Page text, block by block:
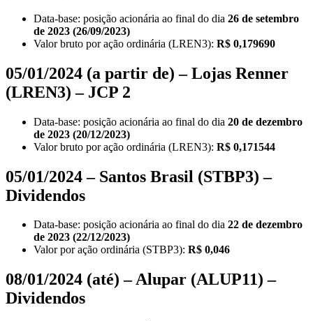
Data-base: posição acionária ao final do dia 26 de setembro
de 2023 (26/09/2023)
Valor bruto por ação ordinária (LREN3): R$ 0,179690
05/01/2024 (a partir de) – Lojas Renner
(LREN3) – JCP 2
Data-base: posição acionária ao final do dia 20 de dezembro
de 2023 (20/12/2023)
Valor bruto por ação ordinária (LREN3): R$ 0,171544
05/01/2024 – Santos Brasil (STBP3) –
Dividendos
Data-base: posição acionária ao final do dia 22 de dezembro
de 2023 (22/12/2023)
Valor por ação ordinária (STBP3): R$ 0,046
08/01/2024 (até) – Alupar (ALUP11) –
Dividendos